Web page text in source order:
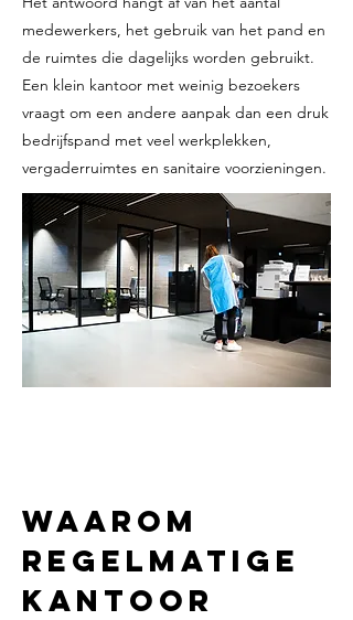
medewerkers, het gebruik van het pand en
de ruimtes die dagelijks worden gebruikt.
Een klein kantoor met weinig bezoekers
vraagt om een andere aanpak dan een druk
bedrijfspand met veel werkplekken,
vergaderruimtes en sanitaire voorzieningen.
Waarom
regelmatige
kantoor